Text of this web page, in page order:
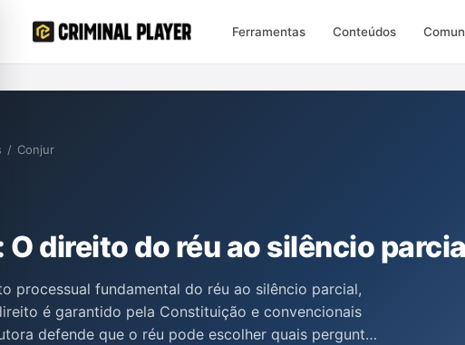
Ferramentas Conteúdos
/ Conjur
O direito do réu ao silêncio
processual fundamental do réu ao silêncio parcial,
é garantido pela Constituição e convencionais
defende que o réu pode escolher quais perguntas